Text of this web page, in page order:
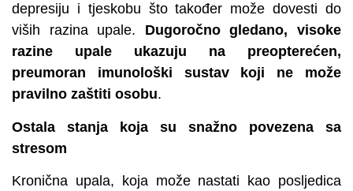
depresiju i tjeskobu što također može dovesti do
viših razina upale. Dugoročno gledano, visoke
razine upale ukazuju na preopterećen,
preumoran imunološki sustav koji ne može
pravilno zaštiti osobu.
Ostala stanja koja su snažno povezena sa
stresom
Kronična upala, koja može nastati kao posljedica